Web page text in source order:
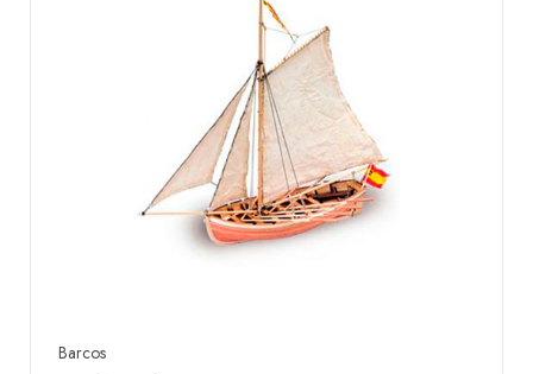
Barcos